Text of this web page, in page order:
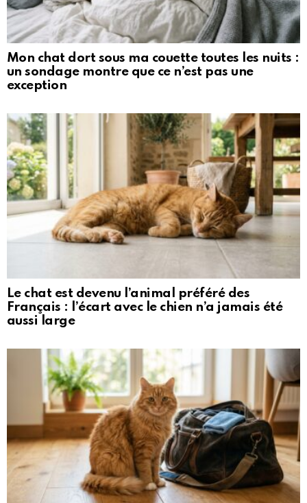
Mon chat dort sous ma couette toutes les nuits :
un sondage montre que ce n’est pas une
exception
Le chat est devenu l’animal préféré des
Français : l’écart avec le chien n’a jamais été
aussi large